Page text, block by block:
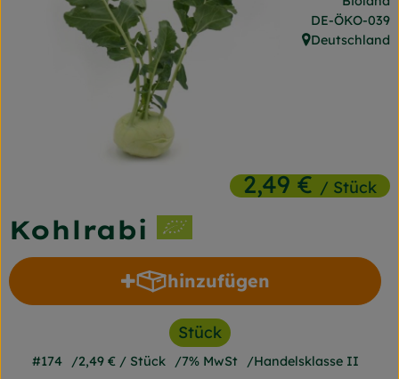
Frischetheke
Naturkost
Gartensaison
So geht's
Unsere Kisten
Blog
Kohlrabi
2,49 €/ Stück
,
DE-ÖKO-039
, Herkunft:
Deutschland
hinzufügen
Produkt zum Warenkorb
Stück
#174 2,49 € / Stück 7% MwSt Handelsklasse II